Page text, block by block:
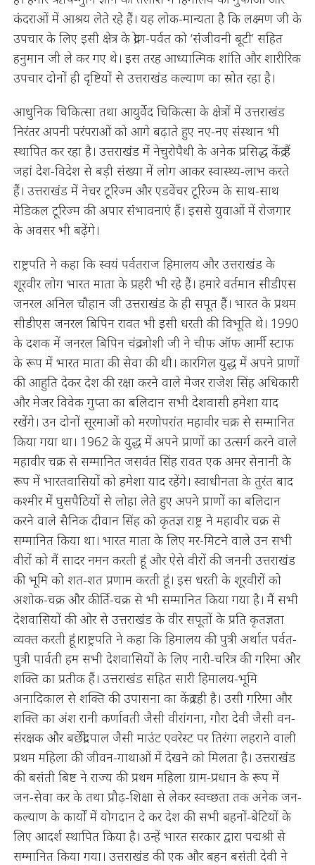
कंदराओं में आश्रय लेते रहे हैं। यह लोक-मान्यता है कि लक्ष्मण जी के
उपचार के लिए इसी क्षेत्र के द्रोण-पर्वत को ‘संजीवनी बूटी’ सहित
हनुमान जी ले कर गए थे। इस तरह आध्यात्मिक शांति और शारीरिक
उपचार दोनों ही दृष्टियों से उत्तराखंड कल्याण का स्रोत रहा है।
आधुनिक चिकित्सा तथा आयुर्वेद चिकित्सा के क्षेत्रों में उत्तराखंड
निरंतर अपनी परंपराओं को आगे बढ़ाते हुए नए-नए संस्थान भी
स्थापित कर रहा है। उत्तराखंड में नेचुरोपैथी के अनेक प्रसिद्ध केंद्र हैं
जहां देश-विदेश से बड़ी संख्या में लोग आकर स्वास्थ्य-लाभ करते
हैं। उत्तराखंड में नेचर टूरिज्म और एडवेंचर टूरिज्म के साथ-साथ
मेडिकल टूरिज्म की अपार संभावनाएं हैं। इससे युवाओं में रोजगार
के अवसर भी बढ़ेंगे।
राष्ट्रपति ने कहा कि स्वयं पर्वतराज हिमालय और उत्तराखंड के
शूरवीर लोग भारत माता के प्रहरी भी रहे हैं। हमारे वर्तमान सीडीएस
जनरल अनिल चौहान जी उत्तराखंड के ही सपूत हैं। भारत के प्रथम
सीडीएस जनरल बिपिन रावत भी इसी धरती की विभूति थे। 1990
के दशक में जनरल बिपिन चंद्र जोशी जी ने चीफ ऑफ आर्मी स्टाफ
के रूप में भारत माता की सेवा की थी। कारगिल युद्ध में अपने प्राणों
की आहुति देकर देश की रक्षा करने वाले मेजर राजेश सिंह अधिकारी
और मेजर विवेक गुप्ता का बलिदान सभी देशवासी हमेशा याद
रखेंगे। उन दोनों सूरमाओं को मरणोपरांत महावीर चक्र से सम्मानित
किया गया था। 1962 के युद्ध में अपने प्राणों का उत्सर्ग करने वाले
महावीर चक्र से सम्मानित जसवंत सिंह रावत एक अमर सेनानी के
रूप में भारतवासियों को हमेशा याद रहेंगे। स्वाधीनता के तुरंत बाद
कश्मीर में घुसपैठियों से लोहा लेते हुए अपने प्राणों का बलिदान
करने वाले सैनिक दीवान सिंह को कृतज्ञ राष्ट्र ने महावीर चक्र से
सम्मानित किया था। भारत माता के लिए मर-मिटने वाले उन सभी
वीरों को मैं सादर नमन करती हूं और ऐसे वीरों की जननी उत्तराखंड
की भूमि को शत-शत प्रणाम करती हूं। इस धरती के शूरवीरों को
अशोक-चक्र और कीर्ति-चक्र से भी सम्मानित किया गया है। मैं सभी
देशवासियों की ओर से उत्तराखंड के वीर सपूतों के प्रति कृतज्ञता
व्यक्त करती हूं।राष्ट्रपति ने कहा कि हिमालय की पुत्री अर्थात पर्वत-
पुत्री पार्वती हम सभी देशवासियों के लिए नारी-चरित्र की गरिमा और
शक्ति का प्रतीक हैं। उत्तराखंड सहित सारी हिमालय-भूमि
अनादिकाल से शक्ति की उपासना का केंद्र रही है। उसी गरिमा और
शक्ति का अंश रानी कर्णावती जैसी वीरांगना, गौरा देवी जैसी वन-
संरक्षक और बछेंद्री पाल जैसी माउंट एवरेस्ट पर तिरंगा लहराने वाली
प्रथम महिला की जीवन-गाथाओं में देखने को मिलता है। उत्तराखंड
की बसंती बिष्ट ने राज्य की प्रथम महिला ग्राम-प्रधान के रूप में
जन-सेवा कर के तथा प्रौढ़-शिक्षा से लेकर स्वच्छता तक अनेक जन-
कल्याण के कार्यों में योगदान दे कर देश की सभी बहनों-बेटियों के
लिए आदर्श स्थापित किया है। उन्हें भारत सरकार द्वारा पद्मश्री से
सम्मानित किया गया। उत्तराखंड की एक और बहन बसंती देवी ने